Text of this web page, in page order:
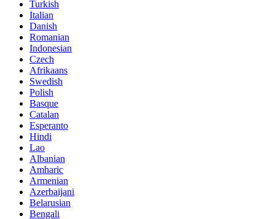
Turkish
Italian
Danish
Romanian
Indonesian
Czech
Afrikaans
Swedish
Polish
Basque
Catalan
Esperanto
Hindi
Lao
Albanian
Amharic
Armenian
Azerbaijani
Belarusian
Bengali